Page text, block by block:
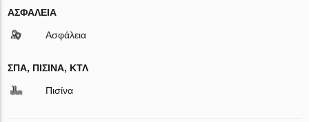
ΑΣΦΆΛΕΙΑ
Ασφάλεια
ΣΠΑ, ΠΙΣΊΝΑ, ΚΤΛ
Πισίνα